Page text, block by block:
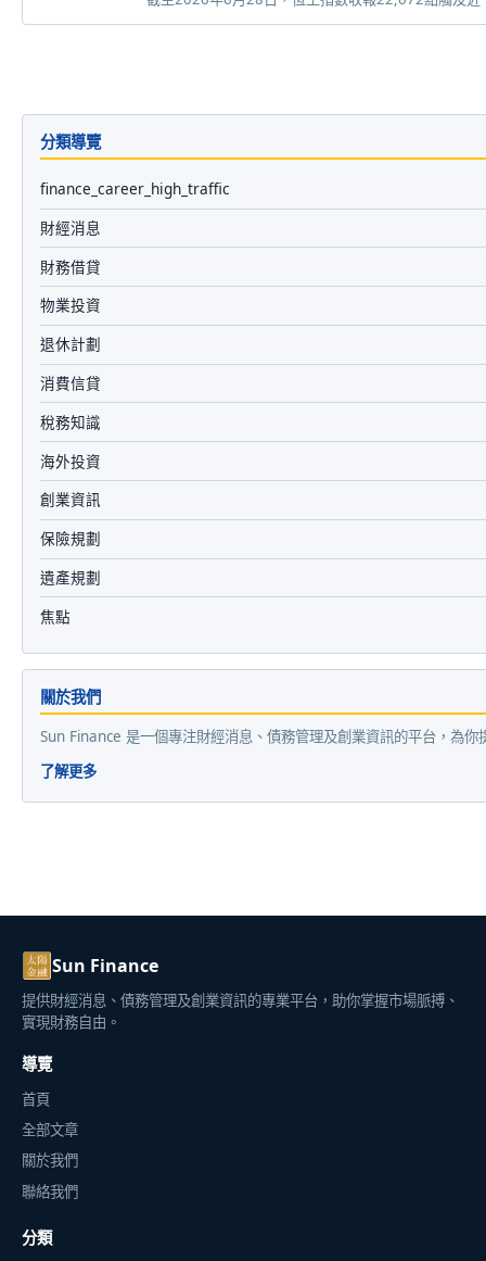
分類導覽
finance_career_high_traffic
財經消息
財務借貸
物業投資
退休計劃
消費信貸
稅務知識
海外投資
創業資訊
保險規劃
遺產規劃
焦點
關於我們
Sun Finance 是一個專注財經消息、債務管理及創業資訊的平台，為你
了解更多
Sun Finance
提供財經消息、債務管理及創業資訊的專業平台，助你掌握市場脈搏、
實現財務自由。
導覽
首頁
全部文章
關於我們
聯絡我們
分類